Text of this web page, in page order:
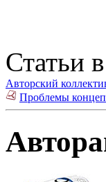
Статьи
Авторский
Проблемы